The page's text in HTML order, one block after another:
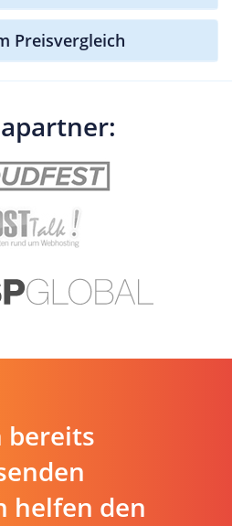
Preisvergleich
bereits
helfen den